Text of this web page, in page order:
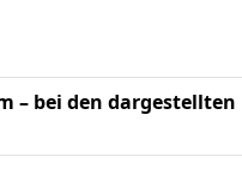
– bei den dargestellten